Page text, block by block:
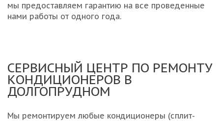
мы предоставляем гарантию на все проведенные
нами работы от одного года.
СЕРВИСНЫЙ ЦЕНТР ПО РЕМОНТУ
КОНДИЦИОНЕРОВ В
ДОЛГОПРУДНОМ
Мы ремонтируем любые кондиционеры (сплит-